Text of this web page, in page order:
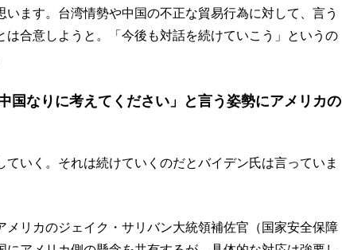
います。台湾情勢や中国の不正な貿易行為に対して、言う
は合意しようと。「今後も対話を続けていこう」というの
国なりに考えてください」と言う姿勢にアメリカの
いく。それは続けていくのだとバイデン氏は言っていま
メリカのジェイク・サリバン大統領補佐官（国家安全保障